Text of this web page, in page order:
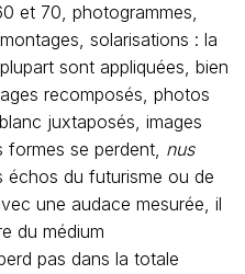
et 70, photogrammes,
montages, solarisations : la
plupart sont appliquées, bien
recomposés, photos
juxtaposés, images
formes se perdent, nus
du futurisme ou de
une audace mesurée, il
du médium
pas dans la totale